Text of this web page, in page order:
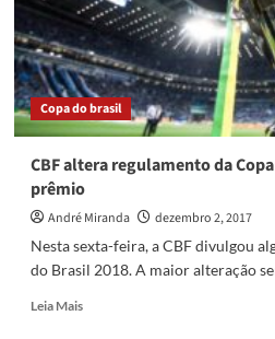
chega
a
13
vitórias
seguidas
Copa do brasil
CBF altera regulamento da
prêmio
André Miranda
dezembro 2, 2017
Nesta sexta-feira, a CBF divulgou
do Brasil 2018. A maior alteração
Leia MaisRead